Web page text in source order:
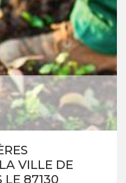
VILLE DE
LE 87130